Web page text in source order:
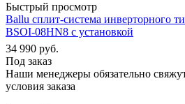
Быстрый просмотр
Ballu сплит-система инверторного
BSOI-08HN8 с установкой
34 990 руб.
Под заказ
Наши менеджеры обязательно
условия заказа